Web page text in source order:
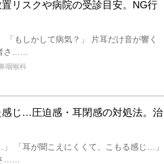
リスクや病院の受診目安。NG行
「もしかして病気？」 片耳だけ音が響く
さ……
咽喉科
じ…圧迫感・耳閉感の対処法。治
「耳が聞こえにくくて、こもる感じ…」
……